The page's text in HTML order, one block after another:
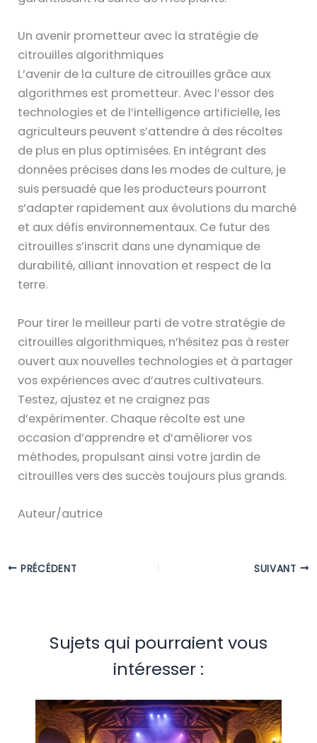
Un avenir prometteur avec la stratégie de
citrouilles algorithmiques
L’avenir de la culture de citrouilles grâce aux
algorithmes est prometteur. Avec l’essor des
technologies et de l’intelligence artificielle, les
agriculteurs peuvent s’attendre à des récoltes
de plus en plus optimisées. En intégrant des
données précises dans les modes de culture, je
suis persuadé que les producteurs pourront
s’adapter rapidement aux évolutions du marché
et aux défis environnementaux. Ce futur des
citrouilles s’inscrit dans une dynamique de
durabilité, alliant innovation et respect de la
terre.
Pour tirer le meilleur parti de votre stratégie de
citrouilles algorithmiques, n’hésitez pas à rester
ouvert aux nouvelles technologies et à partager
vos expériences avec d’autres cultivateurs.
Testez, ajustez et ne craignez pas
d’expérimenter. Chaque récolte est une
occasion d’apprendre et d’améliorer vos
méthodes, propulsant ainsi votre jardin de
citrouilles vers des succès toujours plus grands.
Auteur/autrice
PRÉCÉDENT SUIVANT
Sujets qui pourraient vous
intéresser :